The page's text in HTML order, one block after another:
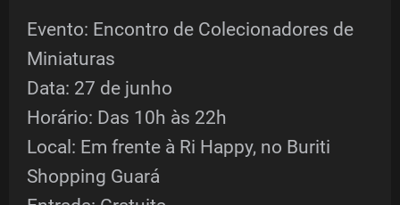
Evento: Encontro de Colecionadores de
Miniaturas
Data: 27 de junho
Horário: Das 10h às 22h
Local: Em frente à Ri Happy, no Buriti
Shopping Guará